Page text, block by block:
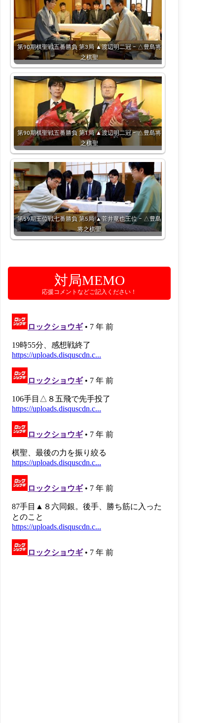
第90期棋聖戦五番勝負 第3局 ▲渡辺明二冠 − △豊島将
之棋聖
第90期棋聖戦五番勝負 第1局 ▲渡辺明二冠 − △豊島将
之棋聖
第59期王位戦七番勝負 第5局 ▲菅井竜也王位 − △豊島
将之棋聖
対局MEMO
応援コメントなどご記入ください！